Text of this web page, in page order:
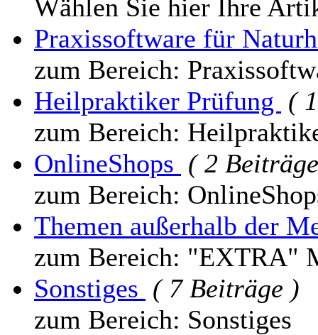
Wählen Sie hier Ihre
Praxissoftware für
zum Bereich:
Heilpraktiker Prüfung (
zum Bereich:
OnlineShops ( 2
zum Bereich:
Themen außerhalb der
zum Bereich: "EXTRA"
Sonstiges ( 7 Beiträge )
zum Bereich: Sonstiges